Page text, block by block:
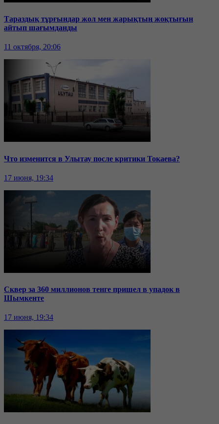
Тараздық тұрғындар жол мен жарықтың жоқтығын
айтып шағымданды
11 октября, 20:06
Что изменится в Улытау после критики Токаева?
17 июня, 19:34
Сквер за 360 миллионов тенге пришел в упадок в
Шымкенте
17 июня, 19:34